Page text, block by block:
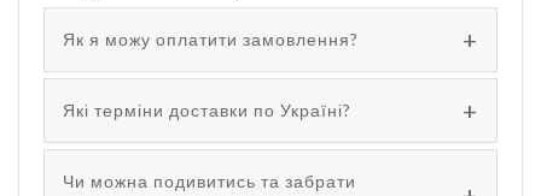
Як я можу оплатити замовлення?
Які терміни доставки по Україні?
Чи можна подивитись та забрати